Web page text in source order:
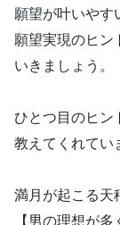
願望が叶いやす
願望実現のヒン
いきましょう。
ひとつ目のヒン
教えてくれてい
満月が起こる天
【男の理想が